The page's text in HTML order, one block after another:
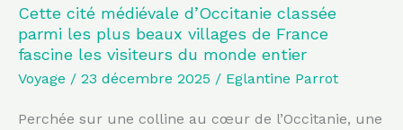
Cette cité médiévale d’Occitanie classée
parmi les plus beaux villages de France
fascine les visiteurs du monde entier
Voyage / 23 décembre 2025 / Eglantine Parrot
Perchée sur une colline au cœur de l’Occitanie, une
de
France
fascine
les
visiteurs